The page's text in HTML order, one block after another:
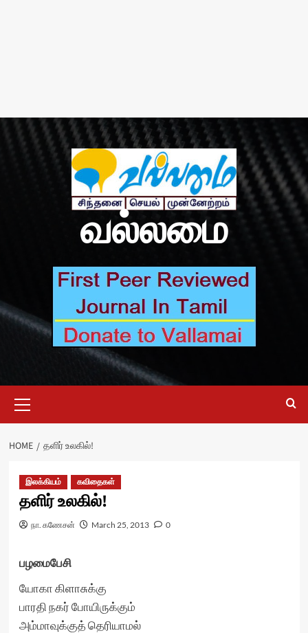
வல்லமை
Menu
HOME தளிர் உலகில்!
இலக்கியம் கவிதைகள்
தளிர் உலகில்!
நா. கணேசன் March 25, 2013 0
பழமைபேசி
யோகா கிளாசுக்கு
பாரதி நகர் போயிருக்கும்
அம்மாவுக்குத் தெரியாமல்